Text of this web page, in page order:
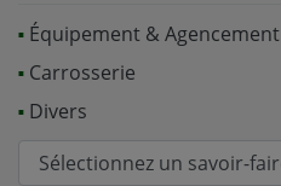
Équipement & Agencement
Carrosserie
Divers